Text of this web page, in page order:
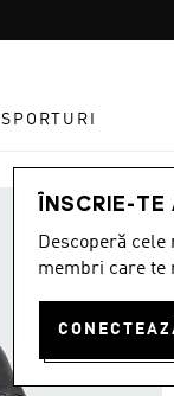
SPORTURI
ÎNSCRIE-
Descoperă
membri care te